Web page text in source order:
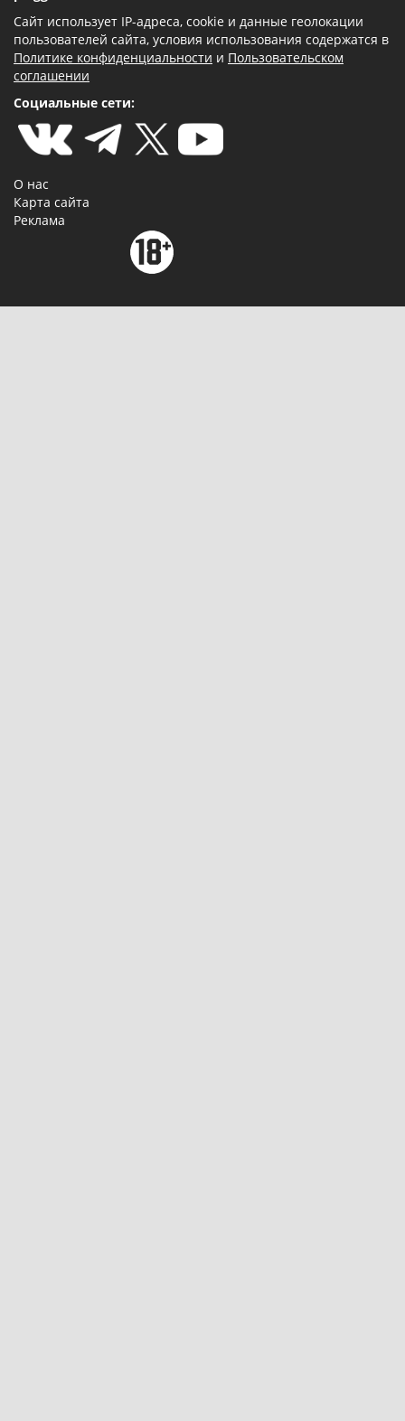
Сайт использует IP-адреса, cookie и данные геолокации
пользователей сайта, условия использования содержатся в
Политике конфиденциальности и Пользовательском
соглашении
Социальные сети:
О нас
Карта сайта
Реклама